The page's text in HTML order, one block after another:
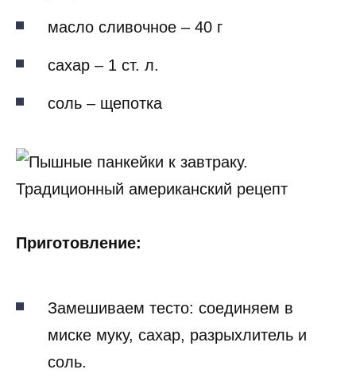
масло сливочное – 40 г
сахар – 1 ст. л.
соль – щепотка
Приготовление:
Замешиваем тесто: соединяем в
миске муку, сахар, разрыхлитель и
соль.